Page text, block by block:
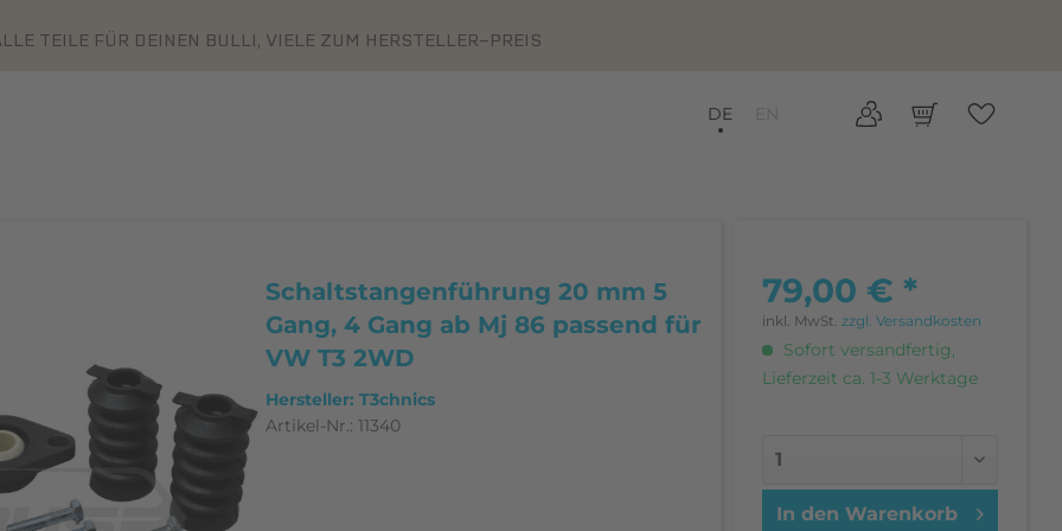
TEILE FÜR DEINEN BULLI, VIELE ZUM HERSTELLER-PREIS
DE
Schaltstangenführung 20 mm 5
Gang, 4 Gang ab Mj 86 passend für
VW T3 2WD
Hersteller: T3chnics
Artikel-Nr.: 11340
79,00 € *
inkl. MwSt. zzgl. Versandkosten
Sofort versandfertig,
Lieferzeit ca. 1-3 Werktage
In den Warenkorb